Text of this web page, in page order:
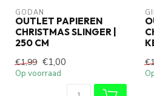
GODAN
OUTLET PAPIEREN
CHRISTMAS SLINGER |
250 CM
€1,99 €1,00
Op voorraad